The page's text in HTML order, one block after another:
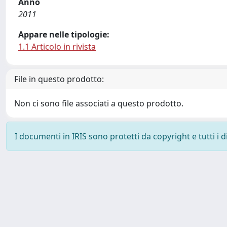
2011
Appare nelle tipologie:
1.1 Articolo in rivista
File in questo prodotto:
Non ci sono file associati a questo prodotto.
I documenti in IRIS sono protetti da copyright e tutti i